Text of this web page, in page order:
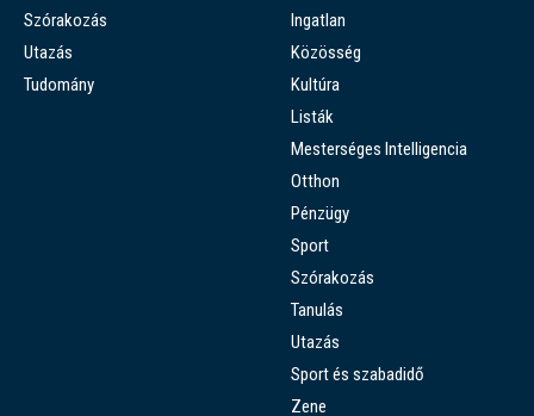
Szórakozás
Utazás
Tudomány
Ingatlan
Közösség
Kultúra
Listák
Mesterséges Intelligencia
Otthon
Pénzügy
Sport
Szórakozás
Tanulás
Utazás
Sport és szabadidő
Zene